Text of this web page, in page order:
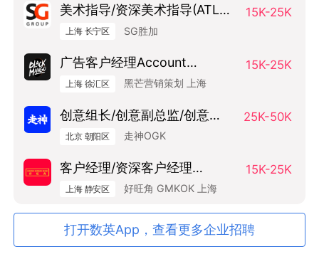
美术指导/资深美术指导(ATL方
向）
15K-25K
上海 长宁区 SG胜加
广告客户经理Account
Manager
15K-25K
上海 徐汇区 黑芒营销策划 上海
创意组长/创意副总监/创意总
监（Art Base）
25K-50K
北京 朝阳区 走神OGK
客户经理/资深客户经理
SAM/AM
15K-25K
上海 静安区 好旺角 GMKOK 上海
打开数英App，查看更多企业招聘